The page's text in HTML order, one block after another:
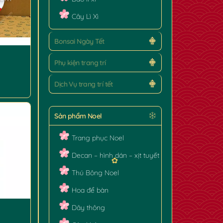
Cây Lì Xì
Bonsai Ngày Tết
Phụ kiện trang trí
Dịch Vụ trang trí tết
Sản phẩm Noel
Trang phục Noel
Decan – hình dán – xịt tuyết
Thú Bông Noel
Hoa để bàn
Dây thông
✿